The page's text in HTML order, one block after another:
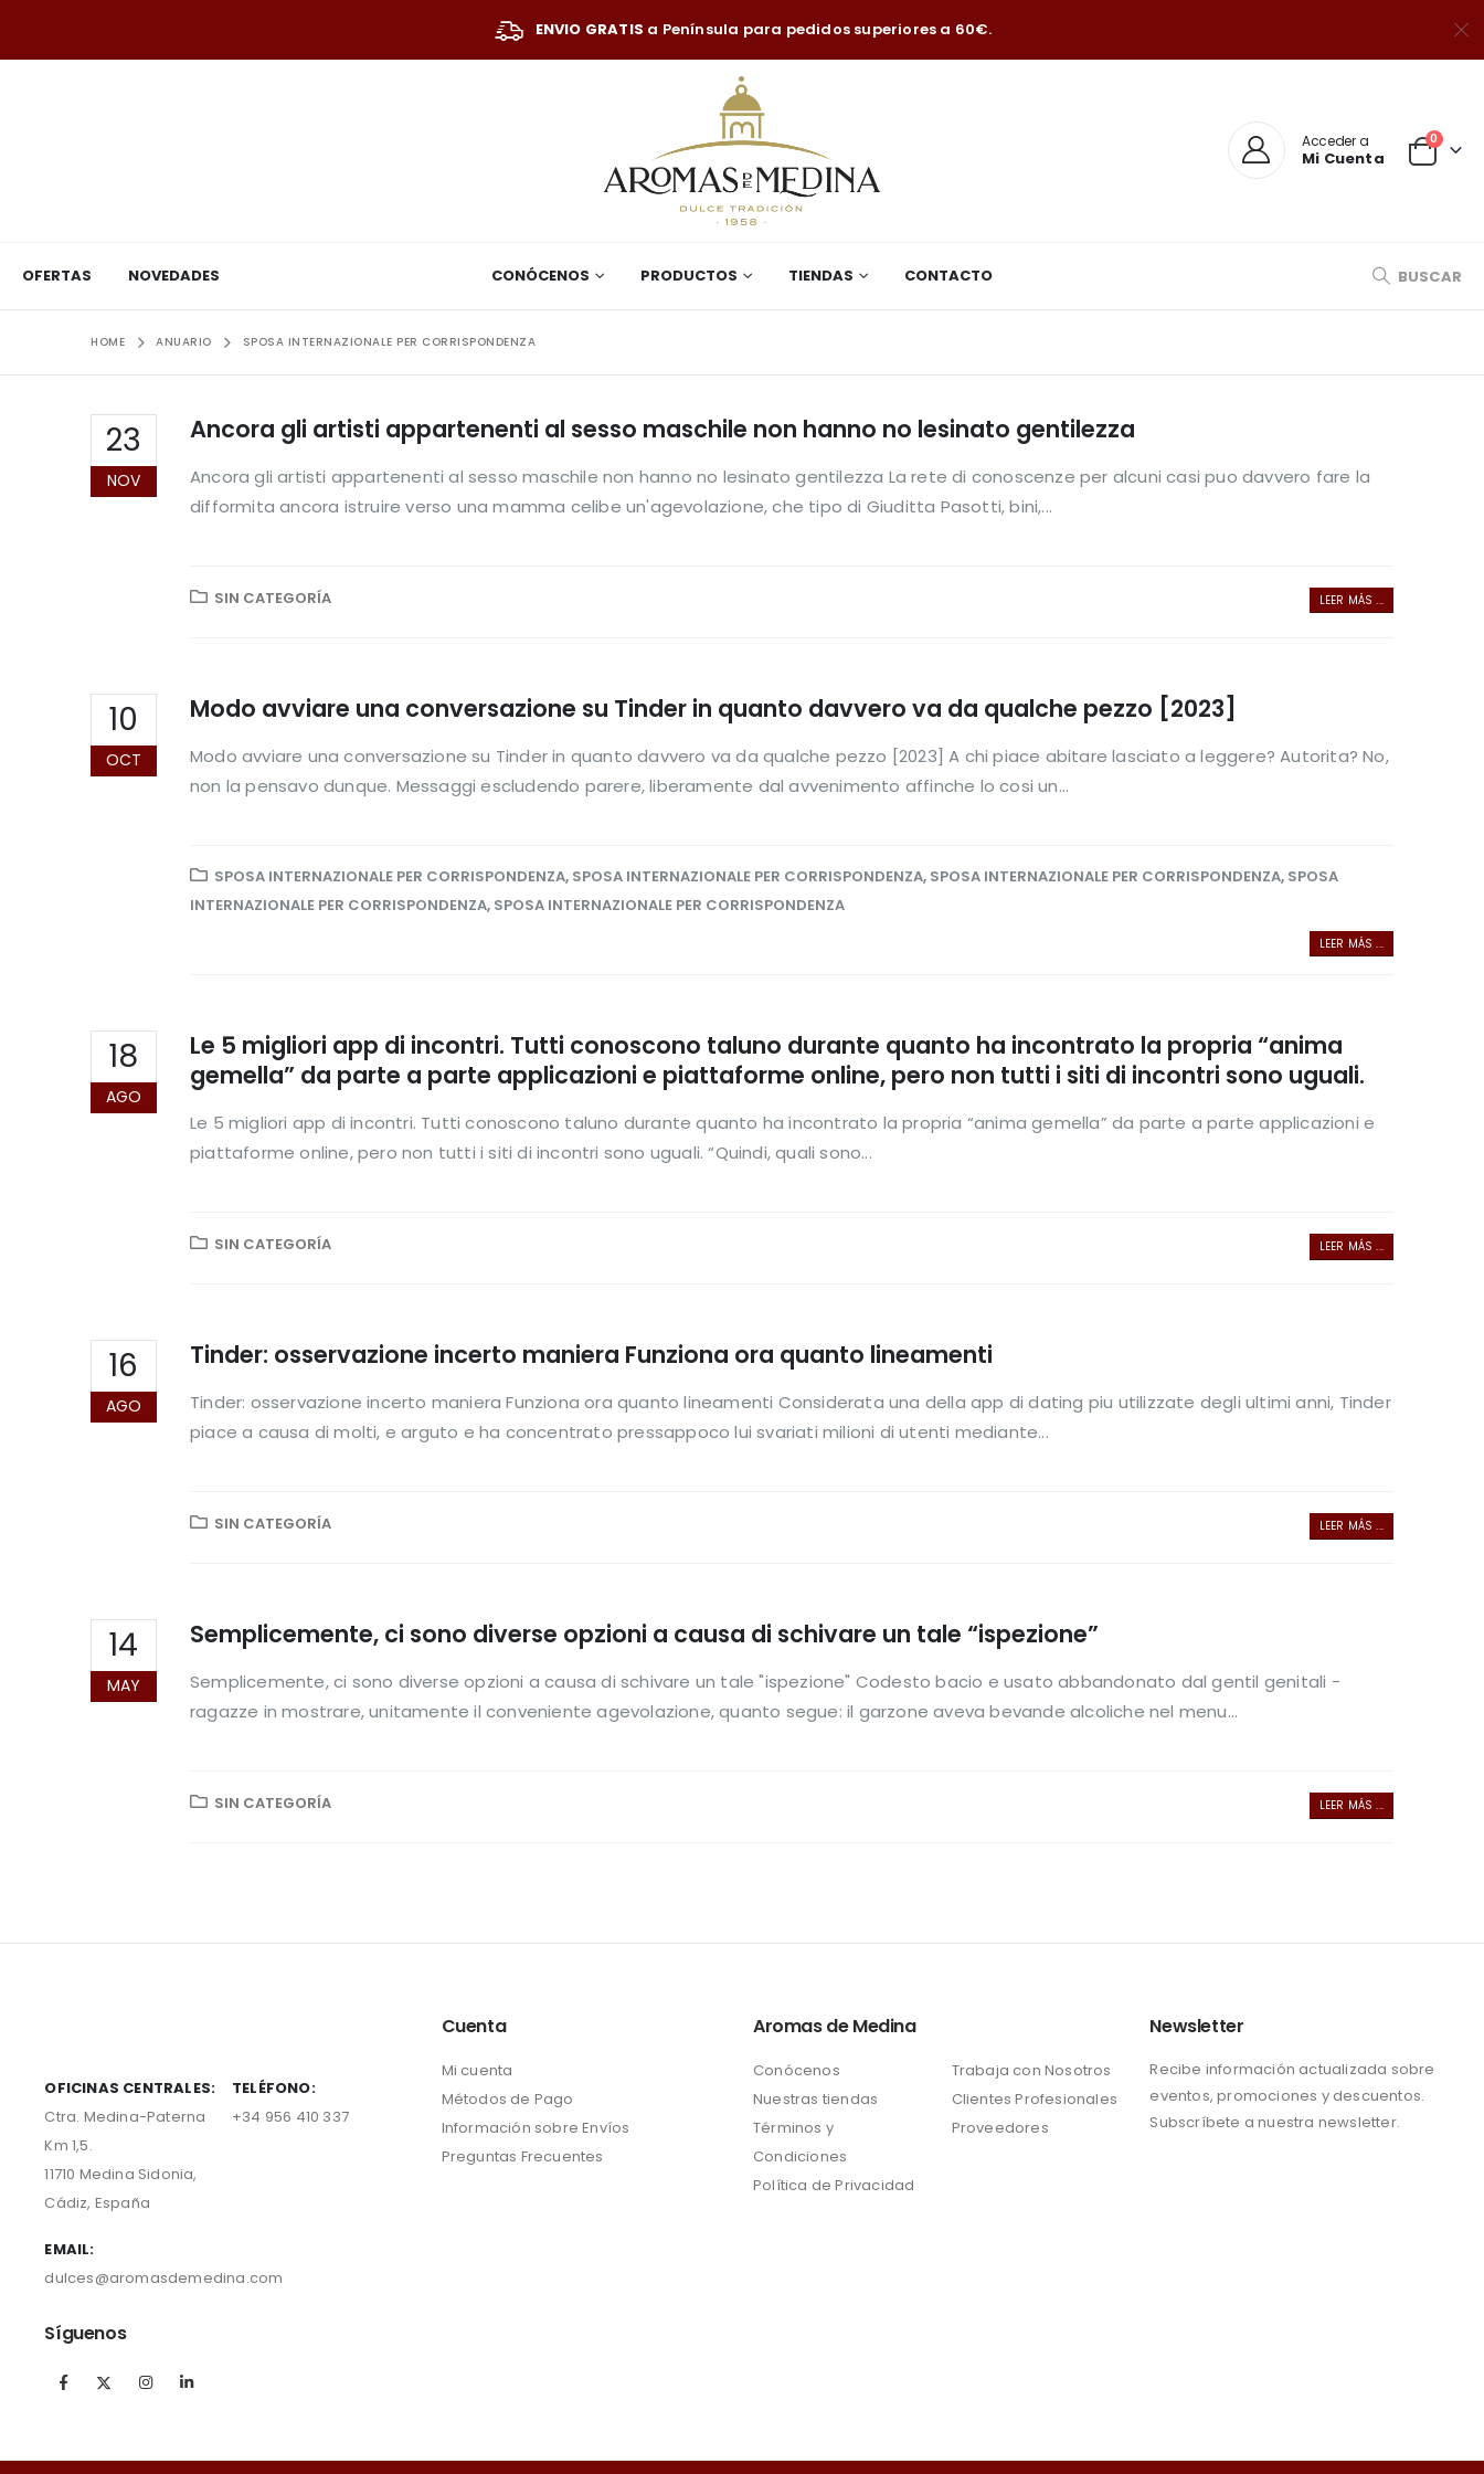
ENVIO GRATIS a Península para pedidos superiores a 60€.
Acceder a
Mi Cuenta
0
OFERTAS NOVEDADES CONÓCENOS PRODUCTOS TIENDAS CONTACTO BUSCAR
HOME ANUARIO SPOSA INTERNAZIONALE PER CORRISPONDENZA
23
NOV
Ancora gli artisti appartenenti al sesso maschile non hanno no lesinato gentilezza
Ancora gli artisti appartenenti al sesso maschile non hanno no lesinato gentilezza La rete di conoscenze per alcuni casi puo davvero fare la
difformita ancora istruire verso una mamma celibe un'agevolazione, che tipo di Giuditta Pasotti, bini,...
SIN CATEGORÍA LEER MÁS ...
10
OCT
Modo avviare una conversazione su Tinder in quanto davvero va da qualche pezzo [2023]
Modo avviare una conversazione su Tinder in quanto davvero va da qualche pezzo [2023] A chi piace abitare lasciato a leggere? Autorita? No,
non la pensavo dunque. Messaggi escludendo parere, liberamente dal avvenimento affinche lo cosi un...
SPOSA INTERNAZIONALE PER CORRISPONDENZA, SPOSA INTERNAZIONALE PER CORRISPONDENZA, SPOSA INTERNAZIONALE PER CORRISPONDENZA, SPOSA
INTERNAZIONALE PER CORRISPONDENZA, SPOSA INTERNAZIONALE PER CORRISPONDENZA
LEER MÁS ...
18
AGO
Le 5 migliori app di incontri. Tutti conoscono taluno durante quanto ha incontrato la propria “anima
gemella” da parte a parte applicazioni e piattaforme online, pero non tutti i siti di incontri sono uguali.
Le 5 migliori app di incontri. Tutti conoscono taluno durante quanto ha incontrato la propria “anima gemella” da parte a parte applicazioni e
piattaforme online, pero non tutti i siti di incontri sono uguali. “Quindi, quali sono...
SIN CATEGORÍA LEER MÁS ...
16
AGO
Tinder: osservazione incerto maniera Funziona ora quanto lineamenti
Tinder: osservazione incerto maniera Funziona ora quanto lineamenti Considerata una della app di dating piu utilizzate degli ultimi anni, Tinder
piace a causa di molti, e arguto e ha concentrato pressappoco lui svariati milioni di utenti mediante...
SIN CATEGORÍA LEER MÁS ...
14
MAY
Semplicemente, ci sono diverse opzioni a causa di schivare un tale “ispezione”
Semplicemente, ci sono diverse opzioni a causa di schivare un tale "ispezione" Codesto bacio e usato abbandonato dal gentil genitali -
ragazze in mostrare, unitamente il conveniente agevolazione, quanto segue: il garzone aveva bevande alcoliche nel menu...
SIN CATEGORÍA LEER MÁS ...
OFICINAS CENTRALES:
Ctra. Medina-Paterna
Km 1,5.
11710 Medina Sidonia,
Cádiz, España
TELÉFONO:
+34 956 410 337
EMAIL:
dulces@aromasdemedina.com
Síguenos
Cuenta
Mi cuenta
Métodos de Pago
Información sobre Envíos
Preguntas Frecuentes
Aromas de Medina
Conócenos
Nuestras tiendas
Términos y
Condiciones
Política de Privacidad
Trabaja con Nosotros
Clientes Profesionales
Proveedores
Newsletter
Recibe información actualizada sobre
eventos, promociones y descuentos.
Subscríbete a nuestra newsletter.